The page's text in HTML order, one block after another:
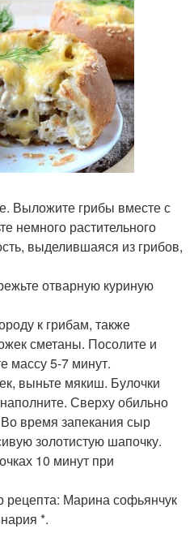
Выложите грибы вместе с
немного растительного
выделившаяся из грибов,
отварную куриную
к грибам, также
сметаны. Посолите и
массу 5-7 минут.
выньте мякиш. Булочки
Сверху обильно
время запекания сыр
золотистую шапочку.
10 минут при
рецепта: Марина софьянчук
*.